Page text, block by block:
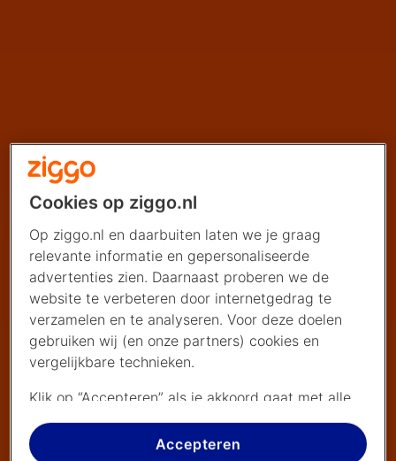
Cookies op ziggo.nl
Op ziggo.nl en daarbuiten laten we je graag
relevante informatie en gepersonaliseerde
advertenties zien. Daarnaast proberen we de
website te verbeteren door internetgedrag te
verzamelen en te analyseren. Voor deze doelen
gebruiken wij (en onze partners) cookies en
vergelijkbare technieken.
Klik op “Accepteren” als je akkoord gaat met alle
cookies. Kies je voor “Nee, liever niet”, dan
plaatsen we alleen strikt noodzakelijke cookies om
Accepteren